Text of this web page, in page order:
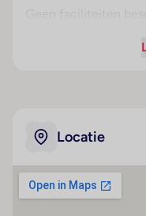
Locatie